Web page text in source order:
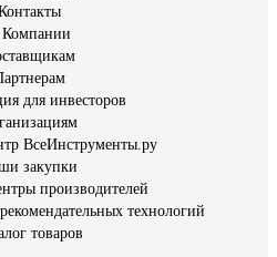
для инвесторов
ВсеИнструменты.ру
закупки
производителей
технологий
товаров